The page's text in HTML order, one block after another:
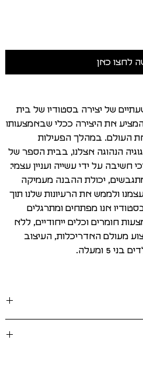
לחצו כאן
של יצירה בסטודיו של בית
את היצירה ככלי שבאמצעותו
העולם. במהלך הפעילות
הנהוגה אצלנו, בבית הספר של
על ידי עשייה ועניין עצמי:
יכולת ההבנה מעמיקה
ולממש את הרעיונות שלנו תוך
אנו מפתחים ומתרגלים
חומרים וכלים ייחודיים, ללא
מעולם האדריכלות, העיצוב
5 ומעלה.
מאוניברסיטת גולדסמית' בלונדון.